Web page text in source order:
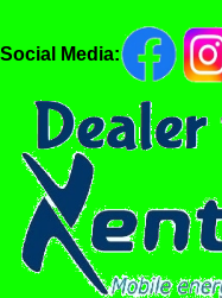
Social Media: